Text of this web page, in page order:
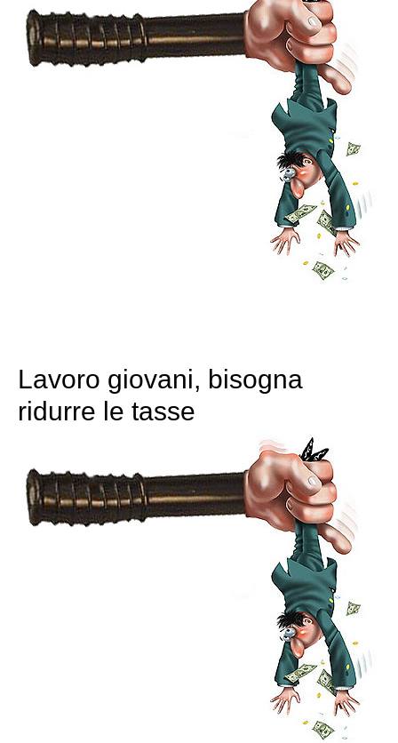
Lavoro giovani, bisogna
ridurre le tasse